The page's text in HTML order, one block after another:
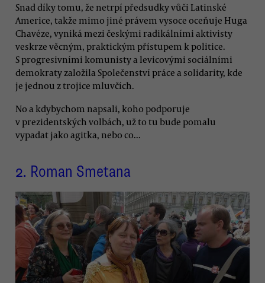
Snad díky tomu, že netrpí předsudky vůči Latinské
Americe, takže mimo jiné právem vysoce oceňuje Huga
Chavéze, vyniká mezi českými radikálními aktivisty
veskrze věcným, praktickým přístupem k politice.
S progresivními komunisty a levicovými sociálními
demokraty založila Společenství práce a solidarity, kde
je jednou z trojice mluvčích.
No a kdybychom napsali, koho podporuje
v prezidentských volbách, už to tu bude pomalu
vypadat jako agitka, nebo co...
2. Roman Smetana